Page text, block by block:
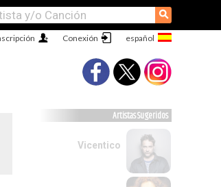
⚲
Conexión
Artistas Sugeridos
Vicentico